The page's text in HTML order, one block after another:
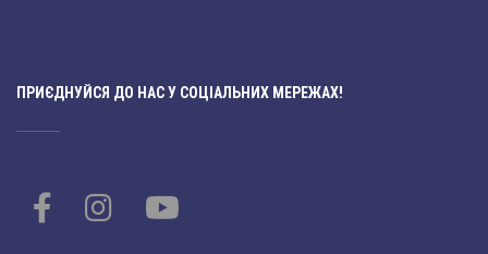
ПРИЄДНУЙСЯ ДО НАС У СОЦІАЛЬНИХ МЕРЕЖАХ!